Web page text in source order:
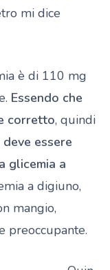
mi dice
è di 110 mg
Essendo che
corretto, quindi
essere
glicemia a
a digiuno,
mangio,
preoccupante.